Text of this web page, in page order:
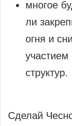
многое
ли
огня и
структур.
Сделай